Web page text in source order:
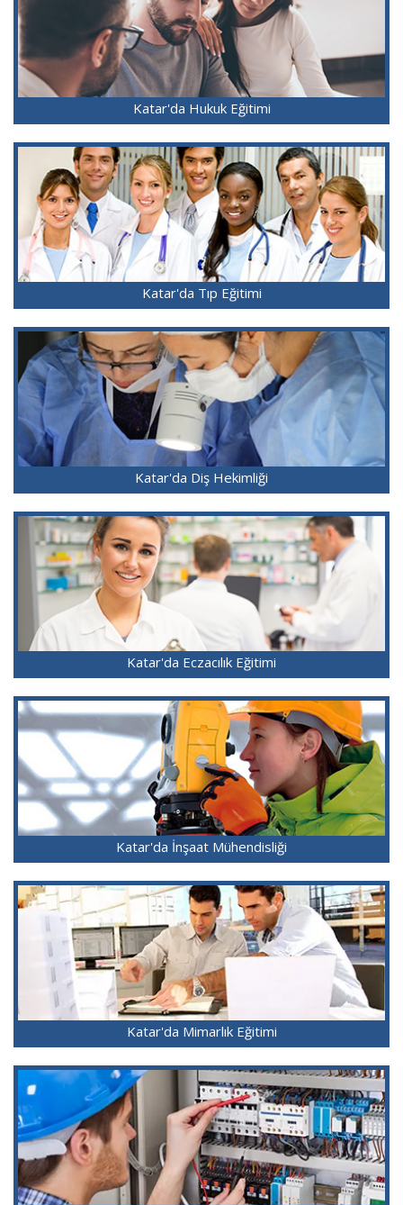
Katar'da Hukuk Eğitimi
Katar'da Tıp Eğitimi
Katar'da Diş Hekimliği
Katar'da Eczacılık Eğitimi
Katar'da İnşaat Mühendisliği
Katar'da Mimarlık Eğitimi